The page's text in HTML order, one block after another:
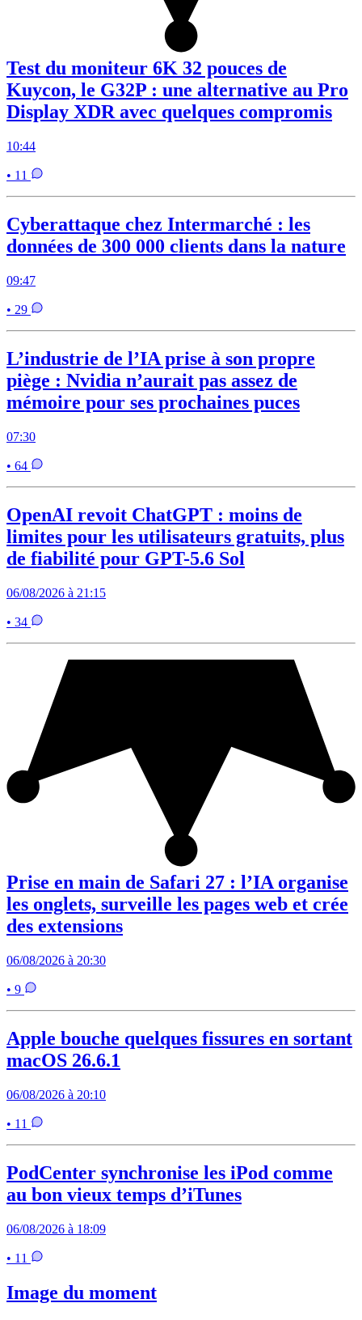
Test du moniteur 6K 32 pouces de
Kuycon, le G32P : une alternative au Pro
Display XDR avec quelques compromis
10:44
• 11
Cyberattaque chez Intermarché : les
données de 300 000 clients dans la nature
09:47
• 29
L’industrie de l’IA prise à son propre
piège : Nvidia n’aurait pas assez de
mémoire pour ses prochaines puces
07:30
• 64
OpenAI revoit ChatGPT : moins de
limites pour les utilisateurs gratuits, plus
de fiabilité pour GPT-5.6 Sol
06/08/2026 à 21:15
• 34
Prise en main de Safari 27 : l’IA organise
les onglets, surveille les pages web et crée
des extensions
06/08/2026 à 20:30
• 9
Apple bouche quelques fissures en sortant
macOS 26.6.1
06/08/2026 à 20:10
• 11
PodCenter synchronise les iPod comme
au bon vieux temps d’iTunes
06/08/2026 à 18:09
• 11
Image du moment